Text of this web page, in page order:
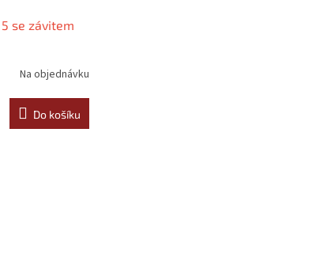
5 se závitem
Na objednávku
Do košíku